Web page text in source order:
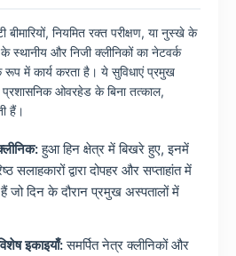
नियमित रक्त परीक्षण, या नुस्खे के
स्थानीय और निजी क्लीनिकों का नेटवर्क
रूप में कार्य करता है। ये सुविधाएं प्रमुख
प्रशासनिक ओवरहेड के बिना तत्काल,
हैं।
हुआ हिन क्षेत्र में बिखरे हुए, इनमें
सलाहकारों द्वारा दोपहर और सप्ताहांत में
जो दिन के दौरान प्रमुख अस्पतालों में
इकाइयाँ:समर्पित नेत्र क्लीनिकों और